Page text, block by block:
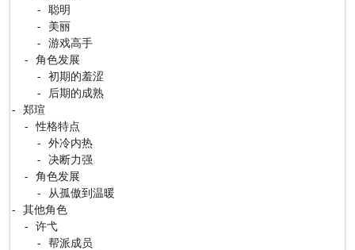
    - 聪明
    - 美丽
    - 游戏高手
  - 角色发展
    - 初期的羞涩
    - 后期的成熟
- 郑瑄
  - 性格特点
    - 外冷内热
    - 决断力强
  - 角色发展
    - 从孤傲到温暖
- 其他角色
  - 许弋
    - 帮派成员